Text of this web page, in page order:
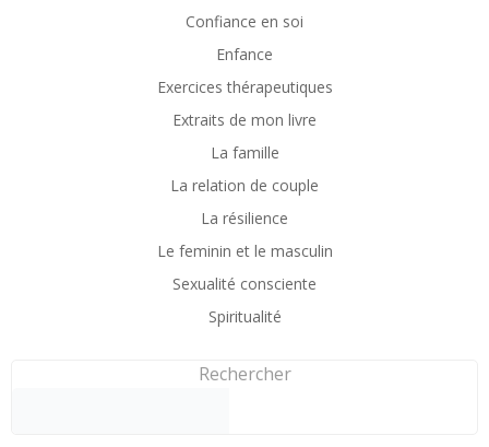
Confiance en soi
Enfance
Exercices thérapeutiques
Extraits de mon livre
La famille
La relation de couple
La résilience
Le feminin et le masculin
Sexualité consciente
Spiritualité
Rechercher